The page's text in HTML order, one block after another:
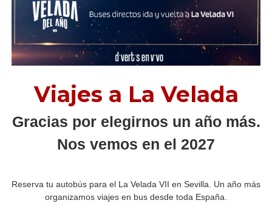
Viajes a La Velada
Gracias por elegirnos un año más.
Nos vemos en el 2027
Reserva tu autobús para el La Velada VII en Sevilla. Un año más
organizamos viajes en bus desde toda España.